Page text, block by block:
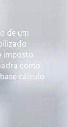
de um
imposto
como
cálculo